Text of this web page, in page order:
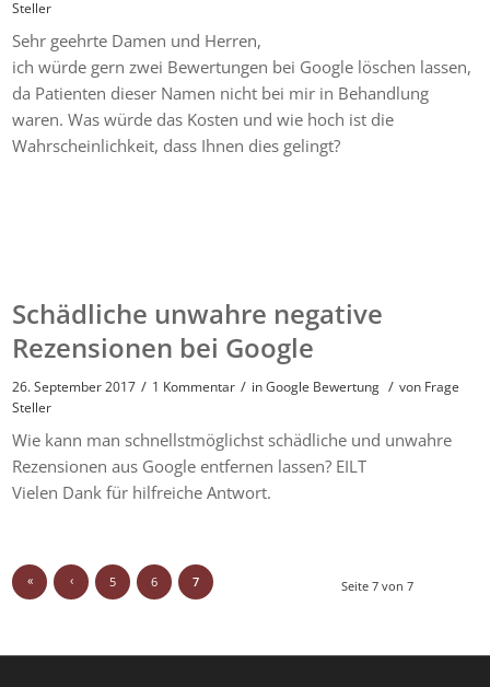
Steller
Sehr geehrte Damen und Herren,
ich würde gern zwei Bewertungen bei Google löschen lassen,
da Patienten dieser Namen nicht bei mir in Behandlung
waren. Was würde das Kosten und wie hoch ist die
Wahrscheinlichkeit, dass Ihnen dies gelingt?
Schädliche unwahre negative
Rezensionen bei Google
26. September 2017 / 1 Kommentar / inGoogle Bewertung / von Frage
Steller
Wie kann man schnellstmöglichst schädliche und unwahre
Rezensionen aus Google entfernen lassen? EILT
Vielen Dank für hilfreiche Antwort.
Seite 7 von 7
« ‹ 5 6 7